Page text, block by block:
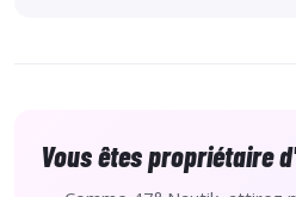
Vous êtes propriétaire